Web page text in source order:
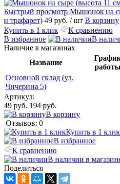
Быстрый просмотр Мышонок на
и трафарет) 49 руб. / шт В корзину
Купить в 1 клик
К сравнению
В избранное
В
Наличие в магазинах
Название
работы
Основной склад (ул.
Чичерина 5)
Артикул:
49 руб. 194 руб.
В корзину
Отзывов: 0
Купить в 1 клик
В избранное
К сравнению
В наличии в
Поделиться